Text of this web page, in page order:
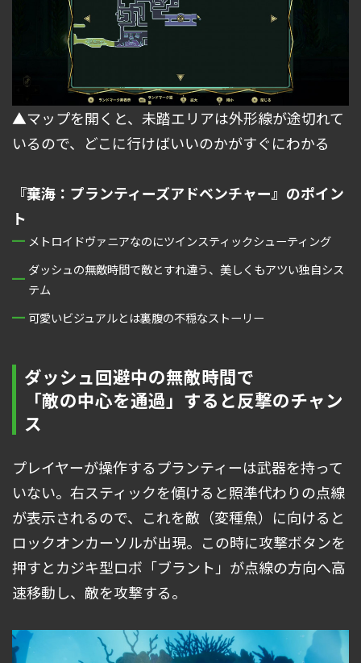
▲マップを開くと、未踏エリアは外形線が途切れて
いるので、どこに行けばいいのかがすぐにわかる
『棄海：プランティーズアドベンチャー』のポイン
ト
メトロイドヴァニアなのにツインスティックシューティング
ダッシュの無敵時間で敵とすれ違う、美しくもアツい独自シス
テム
可愛いビジュアルとは裏腹の不穏なストーリー
ダッシュ回避中の無敵時間で
「敵の中心を通過」すると反撃のチャン
ス
プレイヤーが操作するプランティーは武器を持って
いない。右スティックを傾けると照準代わりの点線
が表示されるので、これを敵（変種魚）に向けると
ロックオンカーソルが出現。この時に攻撃ボタンを
押すとカジキ型ロボ「ブラント」が点線の方向へ高
速移動し、敵を攻撃する。